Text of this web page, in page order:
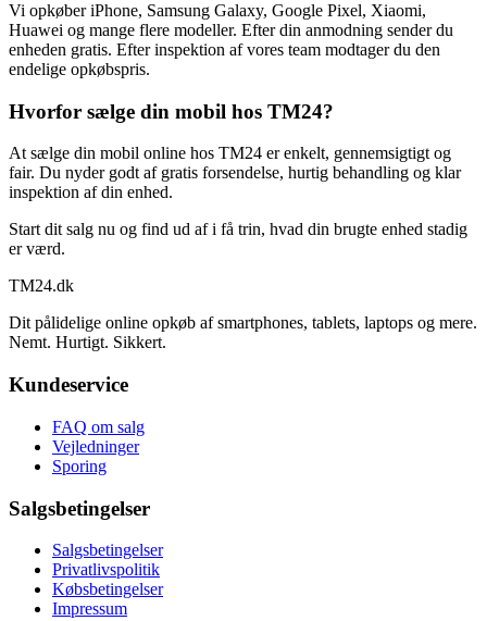
Vi opkøber iPhone, Samsung Galaxy, Google Pixel, Xiaomi,
Huawei og mange flere modeller. Efter din anmodning sender du
enheden gratis. Efter inspektion af vores team modtager du den
endelige opkøbspris.
Hvorfor sælge din mobil hos TM24?
At sælge din mobil online hos TM24 er enkelt, gennemsigtigt og
fair. Du nyder godt af gratis forsendelse, hurtig behandling og klar
inspektion af din enhed.
Start dit salg nu og find ud af i få trin, hvad din brugte enhed stadig
er værd.
TM24.dk
Dit pålidelige online opkøb af smartphones, tablets, laptops og mere.
Nemt. Hurtigt. Sikkert.
Kundeservice
FAQ om salg
Vejledninger
Sporing
Salgsbetingelser
Salgsbetingelser
Privatlivspolitik
Købsbetingelser
Impressum